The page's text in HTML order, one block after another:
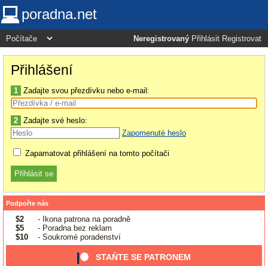
poradna.net
Neregistrovaný Přihlásit Registrovat
Přihlášení
1 Zadajte svou přezdívku nebo e-mail:
2 Zadajte své heslo:
Zapomenuté heslo
Zapamatovat přihlášení na tomto počítači
Podpořte nás
$2
- Ikona patrona na poradně
$5
- Poradna bez reklam
$10
- Soukromé poradenství
STAŇTE SE PATRONEM